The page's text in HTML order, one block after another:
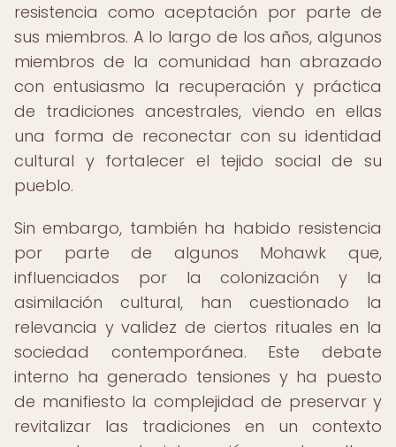
resistencia como aceptación por parte de
sus miembros. A lo largo de los años, algunos
miembros de la comunidad han abrazado
con entusiasmo la recuperación y práctica
de tradiciones ancestrales, viendo en ellas
una forma de reconectar con su identidad
cultural y fortalecer el tejido social de su
pueblo.
Sin embargo, también ha habido resistencia
por parte de algunos Mohawk que,
influenciados por la colonización y la
asimilación cultural, han cuestionado la
relevancia y validez de ciertos rituales en la
sociedad contemporánea. Este debate
interno ha generado tensiones y ha puesto
de manifiesto la complejidad de preservar y
revitalizar las tradiciones en un contexto